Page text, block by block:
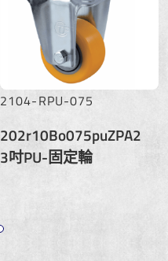
2104-RPU-075
202r10Bo075puZPA2
3吋PU-固定輪